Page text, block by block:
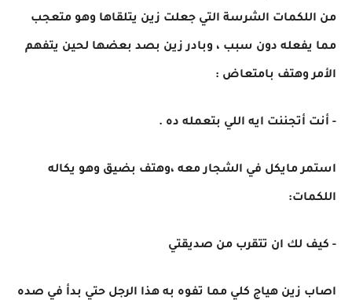
من اللكمات الشرسة التي جعلت زين يتلقاها وهو متعجب
مما يفعله دون سبب ، وبادر زين بصد بعضها لحين يتفهم
الأمر وهتف بامتعاض :
- أنت أتجننت ايه اللي بتعمله ده .
استمر مايكل في الشجار معه ،وهتف بضيق وهو يكاله
اللكمات:
- كيف لك ان تتقرب من صديقتي
اصاب زين هياج كلي مما تفوه به هذا الرجل حتي بدأ في صده